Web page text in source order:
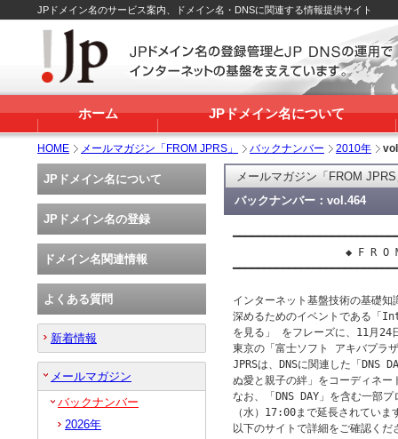
JPドメイン名のサービス案内、ドメイン名・DNSに関連する情報提供サイト
ホーム JPドメイン名について
HOME メールマガジン「FROM JPRS」 バックナンバー 2010年
メールマガジン「FROM
バックナンバー：vol.464
◆ F R O M　J P
インターネット基盤技術の基礎
深めるためのイベントである「
を見る」 をフレーズに、11月24
東京の「富士ソフト アキバプラ
JPRSは、DNSに関連した「DNS
ぬ愛と親子の絆」をコーディネ
なお、「DNS DAY」を含む一部
（水）17:00まで延長されてい
以下のサイトで詳細をご確認くだ
JPドメイン名について
JPドメイン名の登録
ドメイン名関連情報
よくある質問
新着情報
メールマガジン
バックナンバー
2026年